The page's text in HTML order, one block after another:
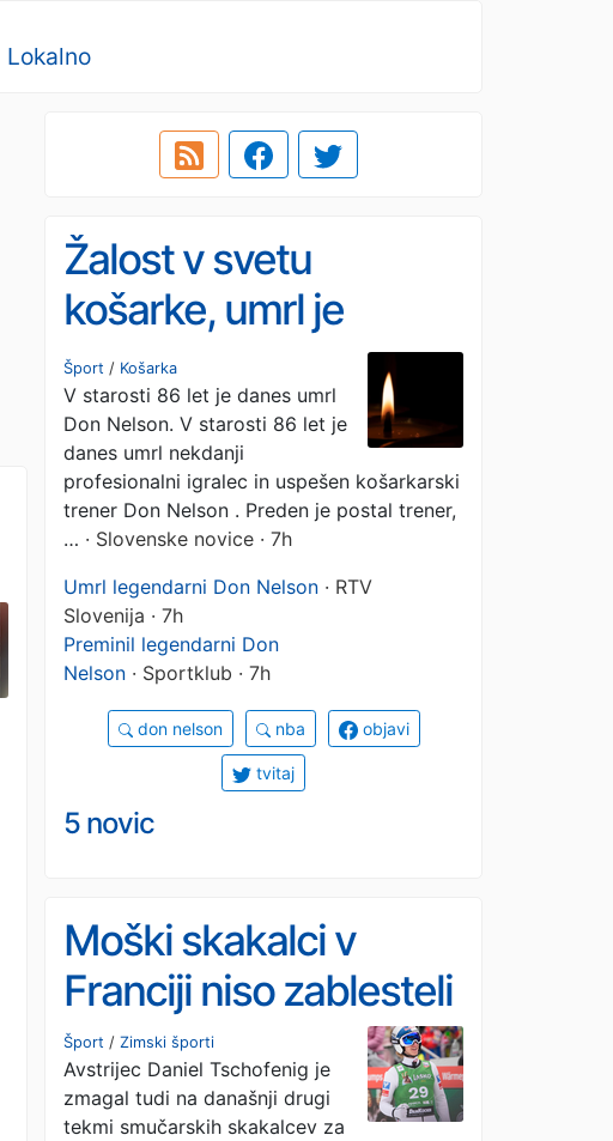
Lokalno
Žalost v svetu
košarke, umrl je
legendarni trener
Dallasa
Šport / Košarka
V starosti 86 let je danes umrl
Don Nelson. V starosti 86 let je
danes umrl nekdanji
profesionalni igralec in uspešen košarkarski
trener Don Nelson . Preden je postal trener,
… · Slovenske novice · 7h
Umrl legendarni Don Nelson · RTV
Slovenija · 7h
Preminil legendarni Don
Nelson · Sportklub · 7h
don nelson nba objavi
tvitaj
5 novic
Moški skakalci v
Franciji niso zablesteli
Šport / Zimski športi
Avstrijec Daniel Tschofenig je
zmagal tudi na današnji drugi
tekmi smučarskih skakalcev za